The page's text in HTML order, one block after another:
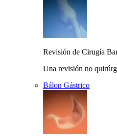
Revisión de Cirugía
Una revisión no
Bálon Gástrico